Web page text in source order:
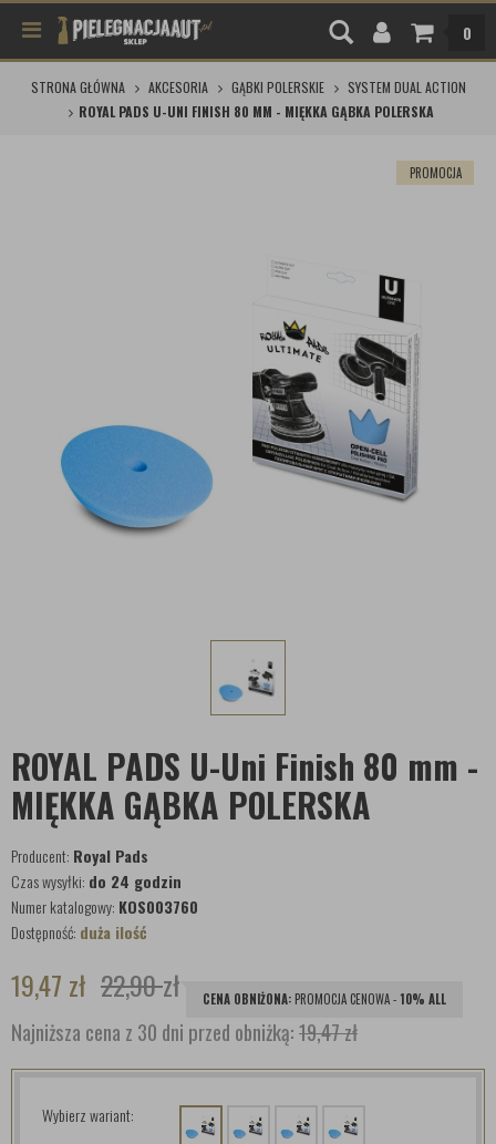
0
STRONA GŁÓWNA AKCESORIA GĄBKI POLERSKIE
SYSTEM DUAL ACTION
ROYAL PADS U-UNI FINISH 80 MM - MIĘKKA GĄBKA POLERSKA
PROMOCJA
ROYAL PADS U-Uni Finish 80 mm -
MIĘKKA GĄBKA POLERSKA
Producent: Royal Pads
Czas wysyłki: do 24 godzin
Numer katalogowy: KOS003760
Dostępność: duża ilość
19,47 zł 22,90zł CENA OBNIŻONA: PROMOCJA CENOWA -10% ALL
Najniższa cena z 30 dni przed obniżką:19,47 zł
Wybierz wariant: